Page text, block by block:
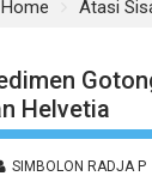
Home Atasi
Helvetia
SIMBOLON RADJA P